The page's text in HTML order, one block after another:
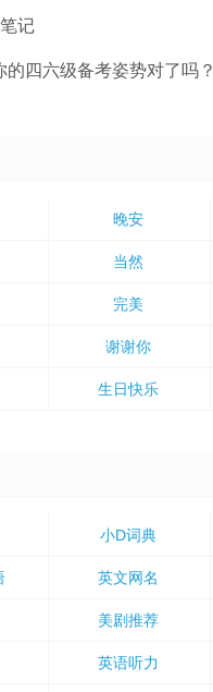
记
的四六级备考姿势对了吗？
晚安
当然
完美
谢谢你
生日快乐
小D词典
英文网名
美剧推荐
英语听力